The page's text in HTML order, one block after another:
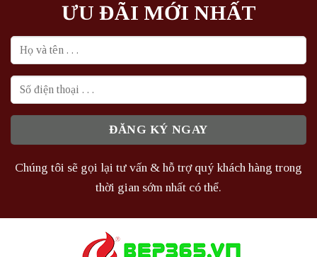
ƯU ĐÃI MỚI NHẤT
Chúng tôi sẽ gọi lại tư vấn & hỗ trợ quý khách hàng trong
thời gian sớm nhất có thể.